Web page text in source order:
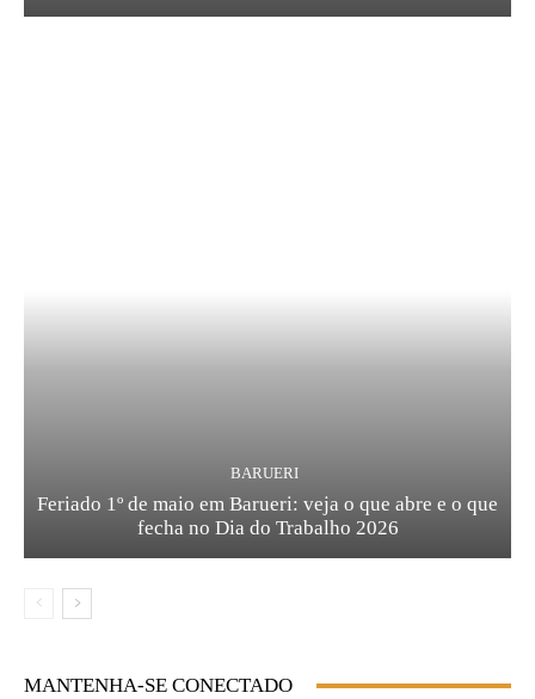
BARUERI
Feriado 1º de maio em Barueri: veja o que abre e o que
fecha no Dia do Trabalho 2026
MANTENHA-SE CONECTADO